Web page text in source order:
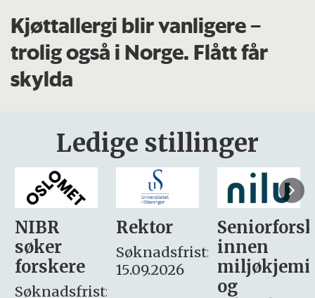
Kjøttallergi blir vanligere –
trolig også i Norge. Flått får
skylda
Ledige stillinger
Rektor
Søknadsfrist:
15.09.2026
Seniorforsker
innen
miljøkjemi
søker
– fast